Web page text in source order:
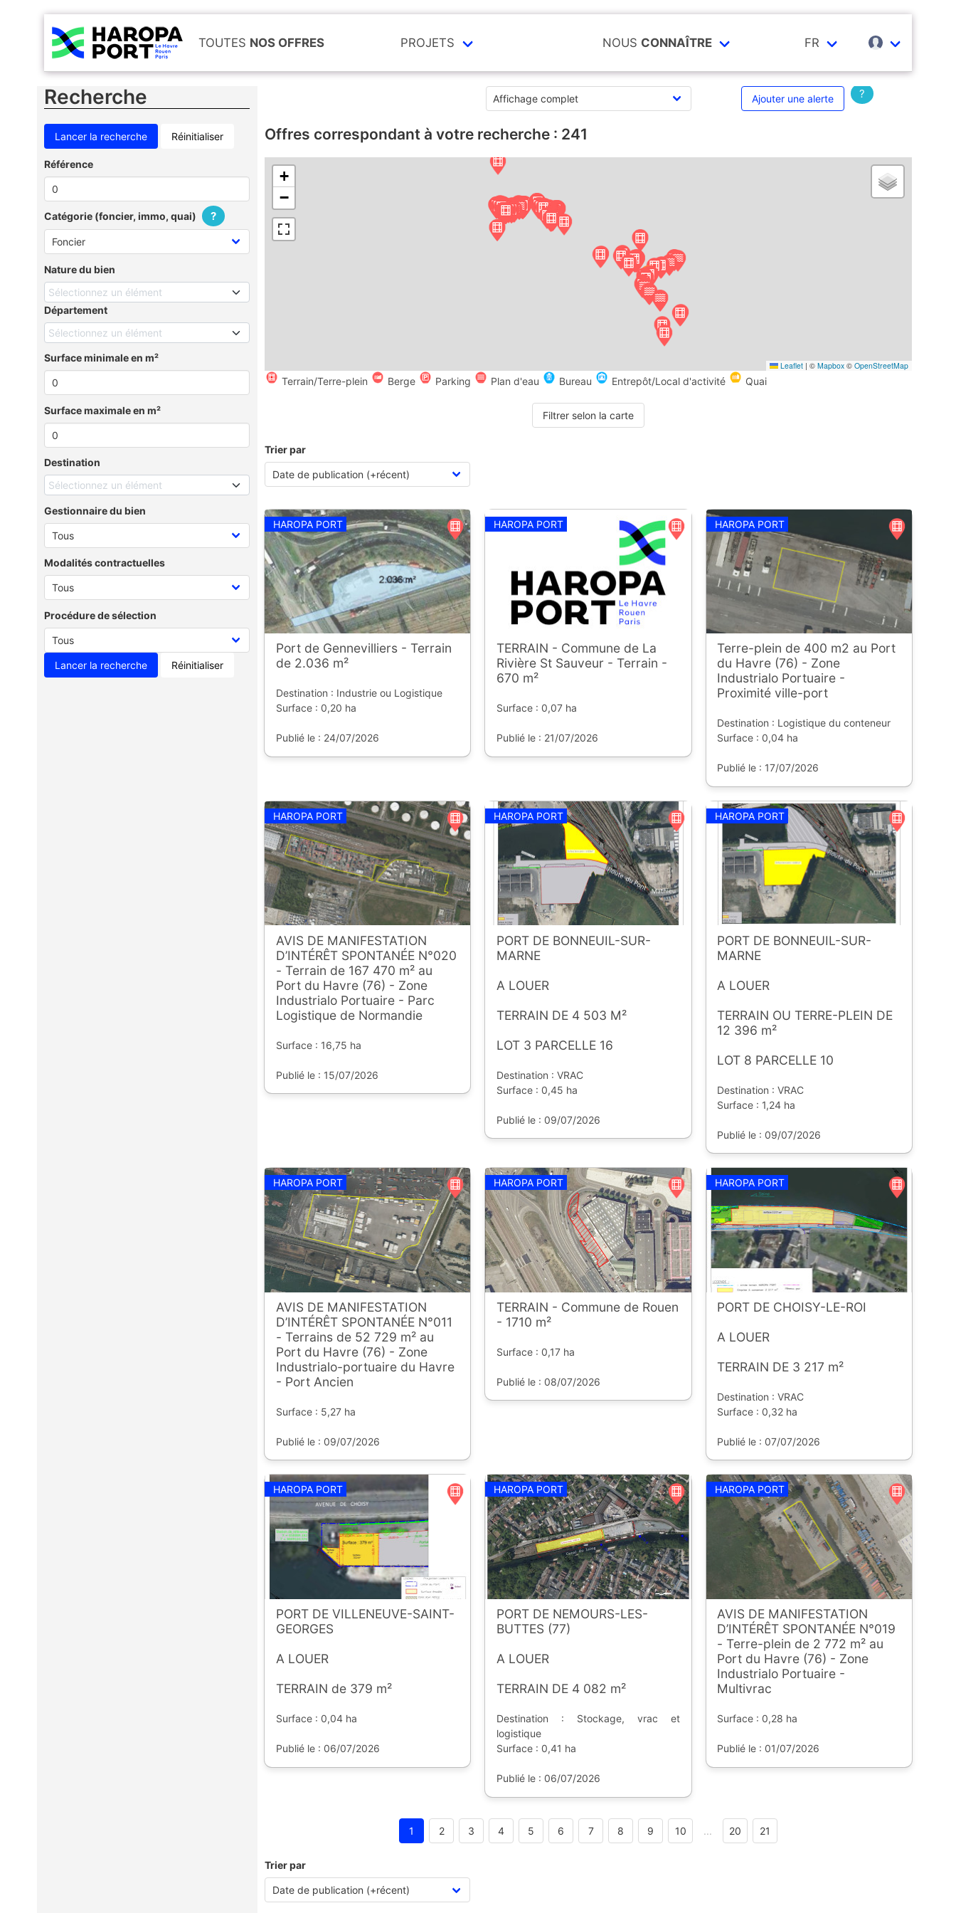
TOUTES NOS OFFRES PROJETS NOUS CONNAÎTRE FR
Recherche
Réinitialiser
Référence
Catégorie (foncier, immo, quai) ?
Nature du bien
Sélectionnez un élément
Département
Sélectionnez un élément
Surface minimale en m²
Surface maximale en m²
Destination
Sélectionnez un élément
Gestionnaire du bien
Modalités contractuelles
Procédure de sélection
Réinitialiser
Ajouter une alerte ?
Offres correspondant à votre recherche : 241
+
−
Leaflet | © Mapbox © OpenStreetMap
Terrain/Terre-plein Berge Parking Plan d'eau Bureau Entrepôt/Local d'activité Quai
Filtrer selon la carte
Trier par
HAROPA PORT
Port de Gennevilliers - Terrain
de 2.036 m²
Destination : Industrie ou Logistique
Surface : 0,20 ha
Publié le : 24/07/2026
HAROPA PORT
TERRAIN - Commune de La
Rivière St Sauveur - Terrain -
670 m²
Surface : 0,07 ha
Publié le : 21/07/2026
HAROPA PORT
Terre-plein de 400 m2 au Port
du Havre (76) - Zone
Industrialo Portuaire -
Proximité ville-port
Destination : Logistique du conteneur
Surface : 0,04 ha
Publié le : 17/07/2026
HAROPA PORT
AVIS DE MANIFESTATION
D’INTÉRÊT SPONTANÉE N°020
- Terrain de 167 470 m² au
Port du Havre (76) - Zone
Industrialo Portuaire - Parc
Logistique de Normandie
Surface : 16,75 ha
Publié le : 15/07/2026
HAROPA PORT
PORT DE BONNEUIL-SUR-
MARNE
A LOUER
TERRAIN DE 4 503 M²
LOT 3 PARCELLE 16
Destination : VRAC
Surface : 0,45 ha
Publié le : 09/07/2026
HAROPA PORT
PORT DE BONNEUIL-SUR-
MARNE
A LOUER
TERRAIN OU TERRE-PLEIN DE
12 396 m²
LOT 8 PARCELLE 10
Destination : VRAC
Surface : 1,24 ha
Publié le : 09/07/2026
HAROPA PORT
AVIS DE MANIFESTATION
D’INTÉRÊT SPONTANÉE N°011
- Terrains de 52 729 m² au
Port du Havre (76) - Zone
Industrialo-portuaire du Havre
- Port Ancien
Surface : 5,27 ha
Publié le : 09/07/2026
HAROPA PORT
TERRAIN - Commune de Rouen
- 1710 m²
Surface : 0,17 ha
Publié le : 08/07/2026
HAROPA PORT
PORT DE CHOISY-LE-ROI
A LOUER
TERRAIN DE 3 217 m²
Destination : VRAC
Surface : 0,32 ha
Publié le : 07/07/2026
HAROPA PORT
PORT DE VILLENEUVE-SAINT-
GEORGES
A LOUER
TERRAIN de 379 m²
Surface : 0,04 ha
Publié le : 06/07/2026
HAROPA PORT
PORT DE NEMOURS-LES-
BUTTES (77)
A LOUER
TERRAIN DE 4 082 m²
Destination : Stockage, vrac et
logistique
Surface : 0,41 ha
Publié le : 06/07/2026
HAROPA PORT
AVIS DE MANIFESTATION
D’INTÉRÊT SPONTANÉE N°019
- Terre-plein de 2 772 m² au
Port du Havre (76) - Zone
Industrialo Portuaire -
Multivrac
Surface : 0,28 ha
Publié le : 01/07/2026
1 2 3 4 5 6 7 8 9 10 ... 20 21
Trier par